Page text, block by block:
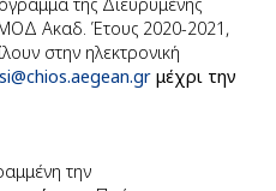
Ακαδ. Έτους 2020-2021,
στην ηλεκτρονική
r μέχρι την
την